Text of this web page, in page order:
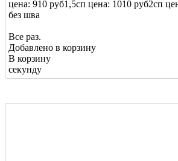
цена: 910 руб1,5сп цена: 1010 руб2сп
без шва
Все раз.
Добавлено в корзину
В корзину
секунду